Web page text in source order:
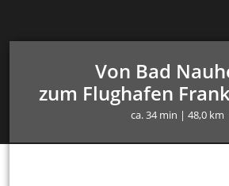
Von Bad
zum Flughafen
ca. 34 min | 48,0 km